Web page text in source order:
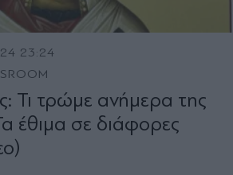
23:24
Τι τρώμε ανήμερα της
έθιμα σε διάφορες